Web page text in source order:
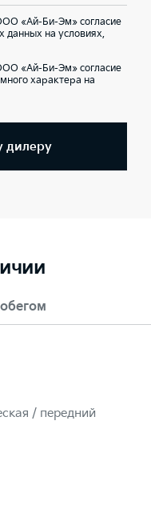
«Ай-Би-Эм» согласие
данных на условиях,
«Ай-Би-Эм» согласие
характера на
дилеру
/ передний